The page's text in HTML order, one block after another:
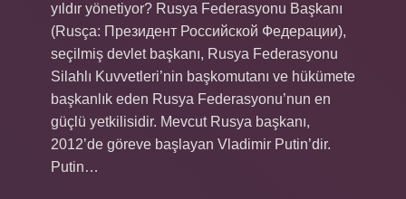
yıldır yönetiyor? Rusya Federasyonu Başkanı
(Rusça: Президент Российской Федерации),
seçilmiş devlet başkanı, Rusya Federasyonu
Silahlı Kuvvetleri’nin başkomutanı ve hükümete
başkanlık eden Rusya Federasyonu’nun en
güçlü yetkilisidir. Mevcut Rusya başkanı,
2012’de göreve başlayan Vladimir Putin’dir.
Putin…